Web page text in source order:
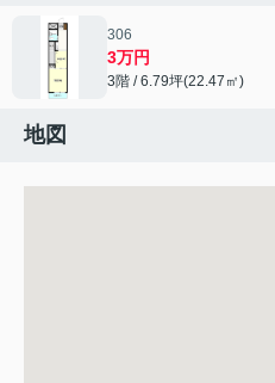
306
3万円
3階 / 6.79坪(22.47㎡)
地図